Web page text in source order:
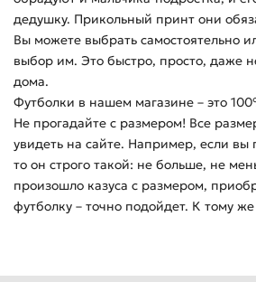
дедушку. Прикольный принт они
Вы можете выбрать самостоятельно
выбор им. Это быстро, просто, даже
дома.
Футболки в нашем магазине – это
Не прогадайте с размером! Все
увидеть на сайте. Например, если вы
то он строго такой: не больше, не
произошло казуса с размером,
футболку – точно подойдет. К тому